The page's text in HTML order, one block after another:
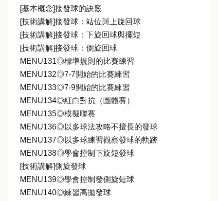
[基本概念]接發球的訣竅
[技術講解]接發球：站位與上旋回球
[技術講解]接發球：下旋回球與擺短
[技術講解]接發球：側旋回球
MENU131◎標準規則的比賽練習
MENU132◎7-7開始的比賽練習
MENU133◎7-9開始的比賽練習
MENU134◎紅白對抗（團體賽）
MENU135◎模擬聯賽
MENU136◎以多球法攻略不擅長的發球
MENU137◎以多球練習觀察發球的軌跡
MENU138◎學會控制下旋短發球
[技術講解]側旋發球
MENU139◎學會控制發側旋短球
MENU140◎練習高拋發球